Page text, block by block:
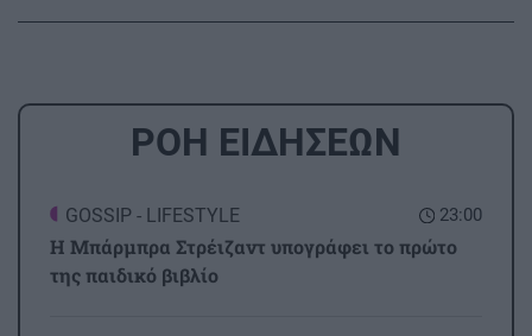
ΡΟΗ ΕΙΔΗΣΕΩΝ
23:00
GOSSIP - LIFESTYLE
Η Μπάρμπρα Στρέιζαντ υπογράφει το πρώτο
της παιδικό βιβλίο